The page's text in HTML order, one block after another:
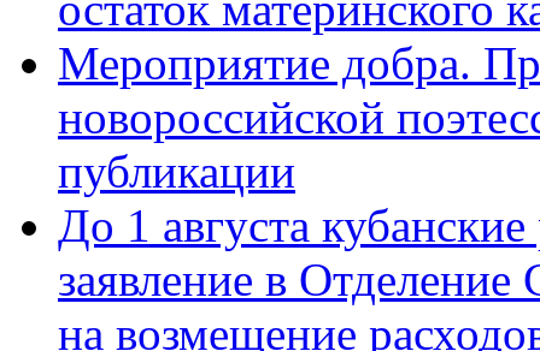
Мероприятие добра.
новороссийской
публикации
До 1 августа
заявление в
на возмещение